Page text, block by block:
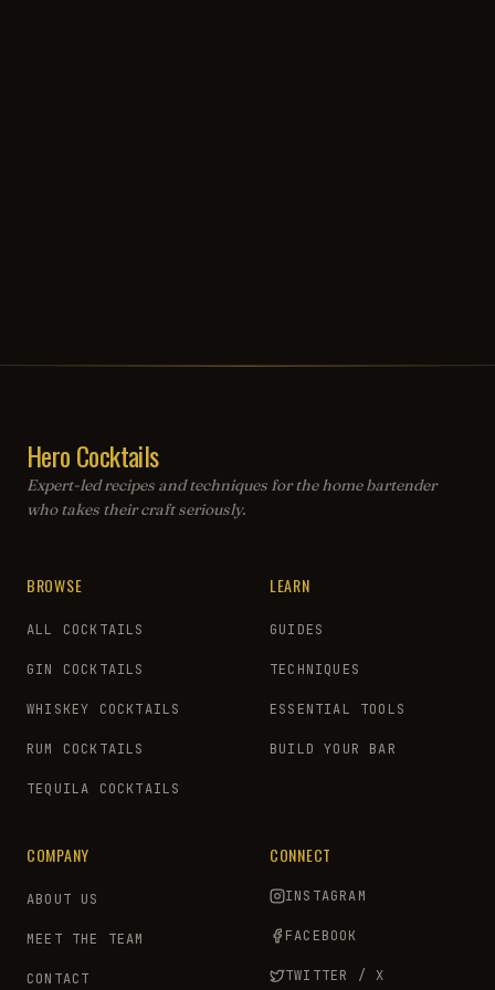
Hero Cocktails
Expert-led recipes and techniques for the home bartender
who takes their craft seriously.
BROWSE
ALL COCKTAILS
GIN COCKTAILS
WHISKEY COCKTAILS
RUM COCKTAILS
TEQUILA COCKTAILS
LEARN
GUIDES
TECHNIQUES
ESSENTIAL TOOLS
BUILD YOUR BAR
COMPANY
ABOUT US
MEET THE TEAM
CONTACT
CONNECT
INSTAGRAM
FACEBOOK
TWITTER / X